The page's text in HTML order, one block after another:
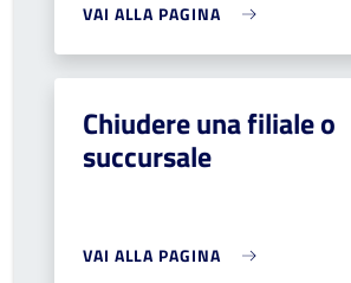
VAI ALLA PAGINA
Chiudere una filiale o
succursale
VAI ALLA PAGINA